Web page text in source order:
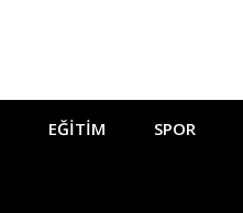
EĞITIM SPOR